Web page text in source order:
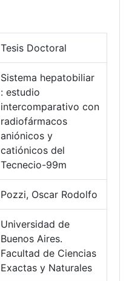
Tesis Doctoral
Sistema hepatobiliar
: estudio
intercomparativo con
radiofármacos
aniónicos y
catiónicos del
Tecnecio-99m
Pozzi, Oscar Rodolfo
Universidad de
Buenos Aires.
Facultad de Ciencias
Exactas y Naturales